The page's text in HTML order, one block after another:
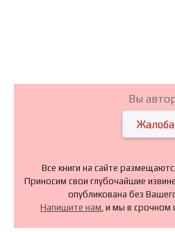
Вы
Жалоба
Все книги на сайте
Приносим свои глубочайшие
опубликована без
Напишите нам, и мы в